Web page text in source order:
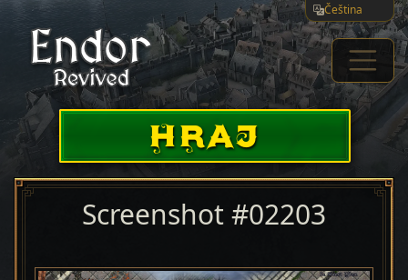
Čeština
HRAJ
Screenshot #02203